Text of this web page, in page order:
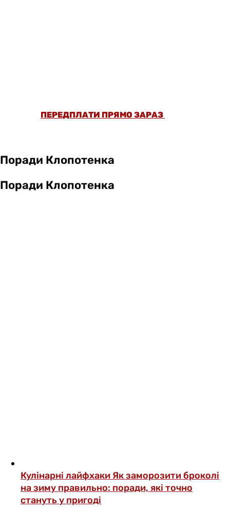
ПЕРЕДПЛАТИ ПРЯМО ЗАРАЗ
Поради Клопотенка
Поради Клопотенка
Кулінарні лайфхаки Як заморозити броколі
на зиму правильно: поради, які точно
стануть у пригоді